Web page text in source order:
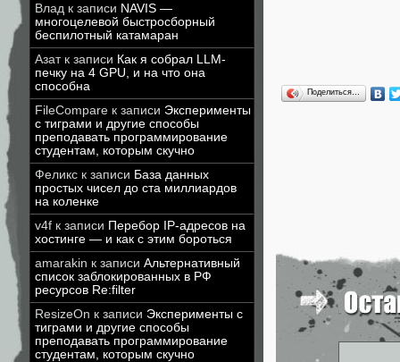
Влад к записи NAVIS —
многоцелевой быстросборный
беспилотный катамаран
Азатк записи Как я собрал LLM-
печку на 4 GPU, и на что она
способна
FileCompare к записи Эксперименты
с тиграми и другие способы
преподавать программирование
студентам, которым скучно
Феликс к записи База данных
простых чисел до ста миллиардов
на коленке
v4f к записи Перебор IP-адресов на
хостинге — и как с этим бороться
amarakin к записи Альтернативный
список заблокированных в РФ
ресурсов Re:filter
ResizeOn к записи Эксперименты с
тиграми и другие способы
преподавать программирование
студентам, которым скучно
Поделиться…